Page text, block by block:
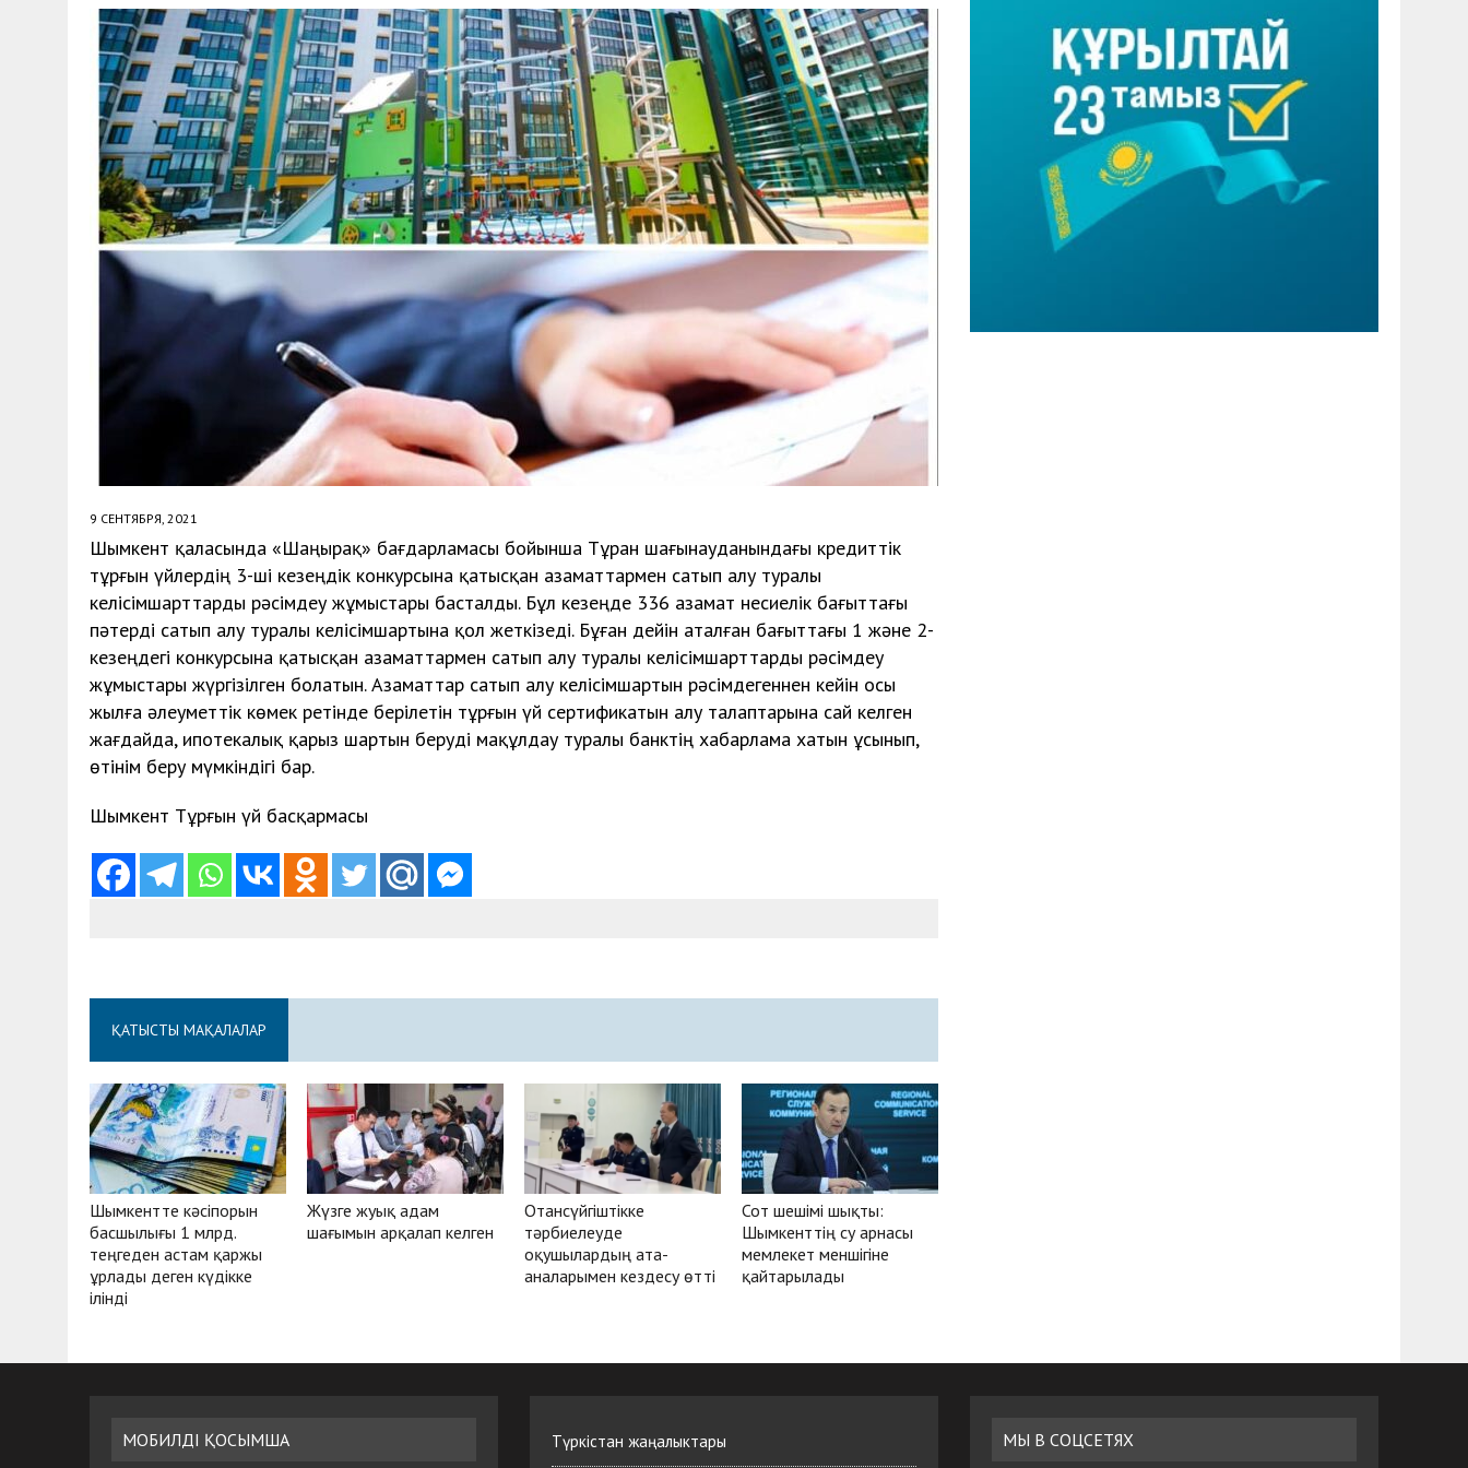
30 МАЯ, 2026 | ТҮСІНДІРУ ЖҰМЫСТАРЫ ЖҮРГІЗІЛДІ
9 СЕНТЯБРЯ, 2021
Шымкент қаласында «Шаңырақ» бағдарламасы бойынша Тұран шағынауданындағы кредиттік
тұрғын үйлердің 3-ші кезеңдік конкурсына қатысқан азаматтармен сатып алу туралы
келісімшарттарды рәсімдеу жұмыстары басталды. Бұл кезеңде 336 азамат несиелік бағыттағы
пәтерді сатып алу туралы келісімшартына қол жеткізеді. Бұған дейін аталған бағыттағы 1 және 2-
кезеңдегі конкурсына қатысқан азаматтармен сатып алу туралы келісімшарттарды рәсімдеу
жұмыстары жүргізілген болатын. Азаматтар сатып алу келісімшартын рәсімдегеннен кейін осы
жылға әлеуметтік көмек ретінде берілетін тұрғын үй сертификатын алу талаптарына сай келген
жағдайда, ипотекалық қарыз шартын беруді мақұлдау туралы банктің хабарлама хатын ұсынып,
өтінім беру мүмкіндігі бар.
Шымкент Тұрғын үй басқармасы
ҚАТЫСТЫ МАҚАЛАЛАР
Шымкентте кәсіпорын
басшылығы 1 млрд.
теңгеден астам қаржы
ұрлады деген күдікке
ілінді
Жүзге жуық адам
шағымын арқалап келген
Отансүйгіштікке
тәрбиелеуде
оқушылардың ата-
аналарымен кездесу өтті
Сот шешімі шықты:
Шымкенттің су арнасы
мемлекет меншігіне
қайтарылады
МОБИЛДІ ҚОСЫМША Түркістан жаңалыктары МЫ В СОЦСЕТЯХ